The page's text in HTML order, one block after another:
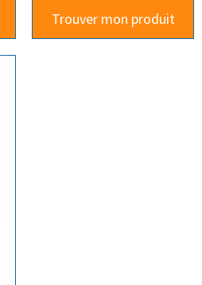
Trouver mon produit